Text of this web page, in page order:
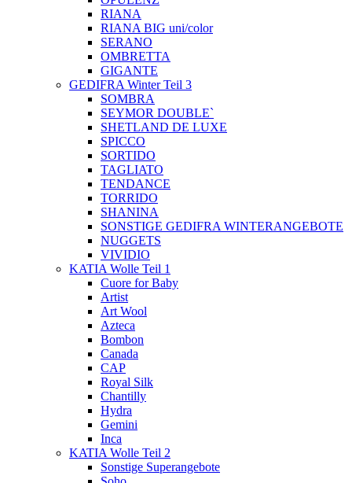
RIANA
RIANA BIG uni/color
SERANO
OMBRETTA
GIGANTE
GEDIFRA Winter Teil 3
SOMBRA
SEYMOR DOUBLE`
SHETLAND DE LUXE
SPICCO
SORTIDO
TAGLIATO
TENDANCE
TORRIDO
SHANINA
SONSTIGE GEDIFRA WINTERANGEBOTE
NUGGETS
VIVIDIO
KATIA Wolle Teil 1
Cuore for Baby
Artist
Art Wool
Azteca
Bombon
Canada
CAP
Royal Silk
Chantilly
Hydra
Gemini
Inca
KATIA Wolle Teil 2
Sonstige Superangebote